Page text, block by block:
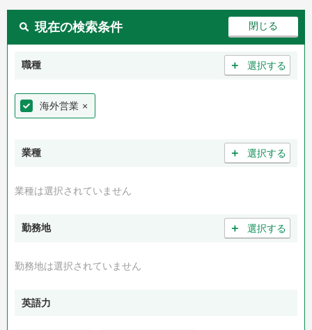
現在の検索条件
職種 ＋ 選択する
海外営業 ×
業種 ＋ 選択する
業種は選択されていません
勤務地 ＋ 選択する
勤務地は選択されていません
英語力